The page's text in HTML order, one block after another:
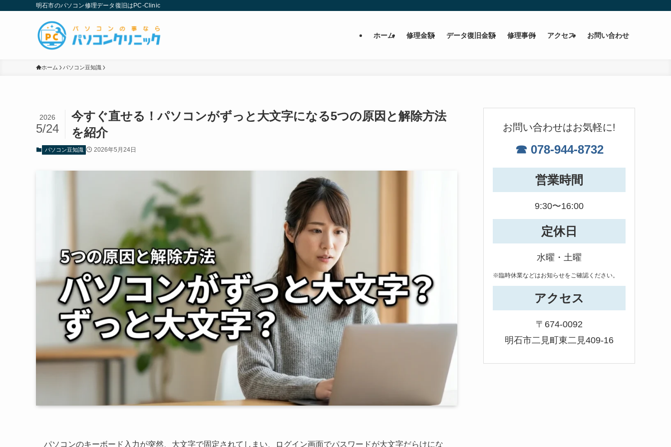
明石市のパソコン修理データ復旧はPC-Clinic
ホーム 修理金額 データ復旧金額 修理事例 アクセス お問い合わせ
ホーム パソコン豆知識
今すぐ直せる！パソコンがずっと大文字になる5つの原因と解除方法
を紹介
2026
5/24
パソコン豆知識 2026年5月24日
パソコンのキーボード入力が突然、大文字で固定されてしまい、ログイン画面でパスワードが大文字だらけにな
お問い合わせはお気軽に!
☎ 078-944-8732
営業時間
9:30〜16:00
定休日
水曜・土曜
※臨時休業などはお知らせをご確認ください。
アクセス
〒674-0092
明石市二見町東二見409-16